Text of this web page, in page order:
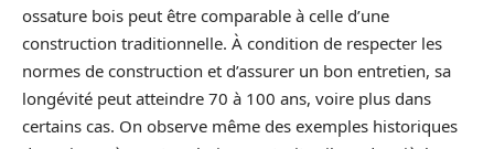
ossature bois peut être comparable à celle d’une
construction traditionnelle. À condition de respecter les
normes de construction et d’assurer un bon entretien, sa
longévité peut atteindre 70 à 100 ans, voire plus dans
certains cas. On observe même des exemples historiques